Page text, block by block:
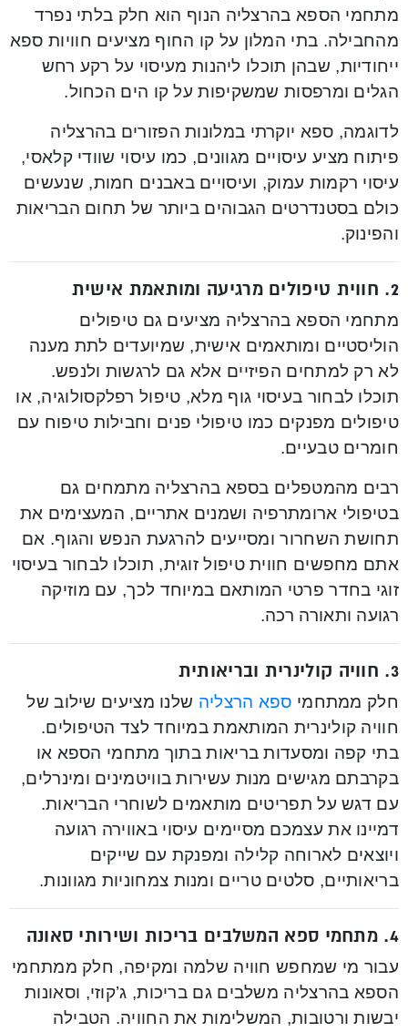
מתחמי הספא בהרצליה הנוף הוא חלק בלתי נפרד
מהחבילה. בתי המלון על קו החוף מציעים חוויות ספא
ייחודיות, שבהן תוכלו ליהנות מעיסוי על רקע רחש
הגלים ומרפסות שמשקיפות על קו הים הכחול.
לדוגמה, ספא יוקרתי במלונות הפזורים בהרצליה
פיתוח מציע עיסויים מגוונים, כמו עיסוי שוודי קלאסי,
עיסוי רקמות עמוק, ועיסויים באבנים חמות, שנעשים
כולם בסטנדרטים הגבוהים ביותר של תחום הבריאות
והפינוק.
2. חווית טיפולים מרגיעה ומותאמת אישית
מתחמי הספא בהרצליה מציעים גם טיפולים
הוליסטיים ומותאמים אישית, שמיועדים לתת מענה
לא רק למתחים הפיזיים אלא גם לרגשות ולנפש.
תוכלו לבחור בעיסוי גוף מלא, טיפול רפלקסולוגיה, או
טיפולים מפנקים כמו טיפולי פנים וחבילות טיפוח עם
חומרים טבעיים.
רבים מהמטפלים בספא בהרצליה מתמחים גם
בטיפולי ארומתרפיה ושמנים אתריים, המעצימים את
תחושת השחרור ומסייעים להרגעת הנפש והגוף. אם
אתם מחפשים חווית טיפול זוגית, תוכלו לבחור בעיסוי
זוגי בחדר פרטי המותאם במיוחד לכך, עם מוזיקה
רגועה ותאורה רכה.
3. חוויה קולינרית ובריאותית
חלק ממתחמי ספא הרצליה שלנו מציעים שילוב של
חוויה קולינרית המותאמת במיוחד לצד הטיפולים.
בתי קפה ומסעדות בריאות בתוך מתחמי הספא או
בקרבתם מגישים מנות עשירות בוויטמינים ומינרלים,
עם דגש על תפריטים מותאמים לשוחרי הבריאות.
דמיינו את עצמכם מסיימים עיסוי באווירה רגועה
ויוצאים לארוחה קלילה ומפנקת עם שייקים
בריאותיים, סלטים טריים ומנות צמחוניות מגוונות.
4. מתחמי ספא המשלבים בריכות ושירותי סאונה
עבור מי שמחפש חוויה שלמה ומקיפה, חלק ממתחמי
הספא בהרצליה משלבים גם בריכות, ג’קוזי, וסאונות
יבשות ורטובות, המשלימות את החוויה. הטבילה